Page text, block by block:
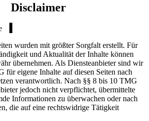
Disclaimer
wurden mit größter Sorgfalt erstellt. Für
und Aktualität der Inhalte können
übernehmen. Als Diensteanbieter sind wir
für eigene Inhalte auf diesen Seiten nach
verantwortlich. Nach §§ 8 bis 10 TMG
jedoch nicht verpflichtet, übermittelte
Informationen zu überwachen oder nach
die auf eine rechtswidrige Tätigkeit